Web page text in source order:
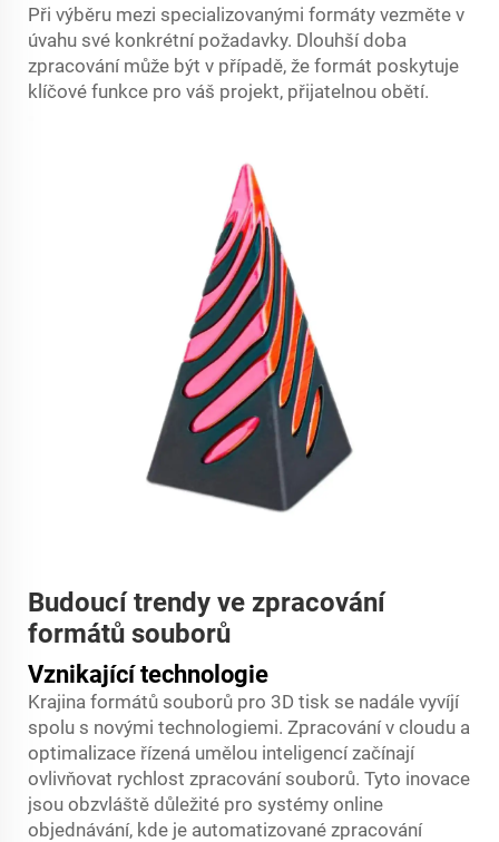
Při výběru mezi specializovanými formáty vezměte v
úvahu své konkrétní požadavky. Dlouhší doba
zpracování může být v případě, že formát poskytuje
klíčové funkce pro váš projekt, přijatelnou obětí.
Budoucí trendy ve zpracování
formátů souborů
Vznikající technologie
Krajina formátů souborů pro 3D tisk se nadále vyvíjí
spolu s novými technologiemi. Zpracování v cloudu a
optimalizace řízená umělou inteligencí začínají
ovlivňovat rychlost zpracování souborů. Tyto inovace
jsou obzvláště důležité pro systémy online
objednávání, kde je automatizované zpracování